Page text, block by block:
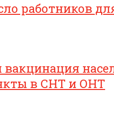
работников
вакцинация
в СНТ и ОНТ